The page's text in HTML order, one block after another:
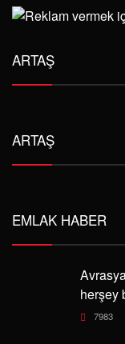
ARTAŞ
ARTAŞ
EMLAK HABER
herşey
7983